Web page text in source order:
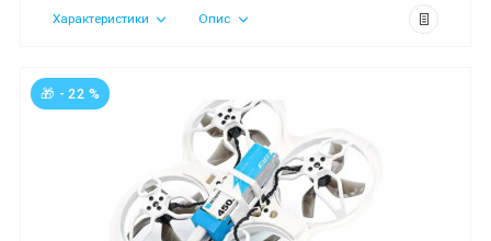
Характеристики Опис
🎁 - 22 %